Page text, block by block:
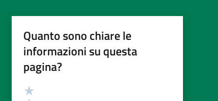
Quanto sono chiare le
informazioni su questa
pagina?
Valutazione